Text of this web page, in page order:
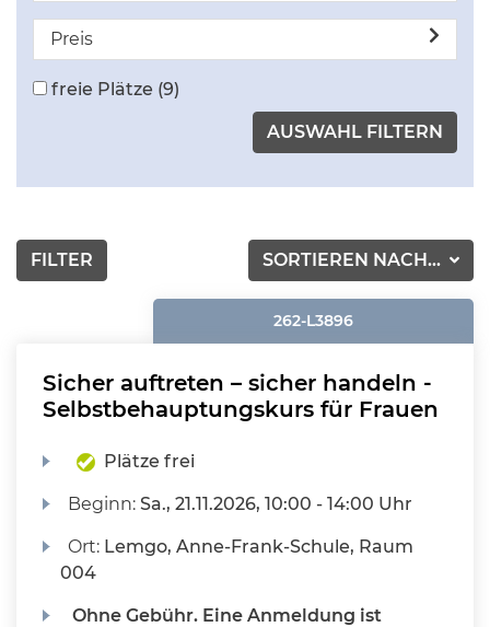
Preis
freie Plätze (9)
SORTIEREN NACH...
FILTER
262-L3896
Sicher auftreten – sicher handeln -
Selbstbehauptungskurs für Frauen
Plätze frei
Beginn:Sa., 21.11.2026, 10:00 - 14:00 Uhr
Ort: Lemgo, Anne-Frank-Schule, Raum
004
Ohne Gebühr. Eine Anmeldung ist